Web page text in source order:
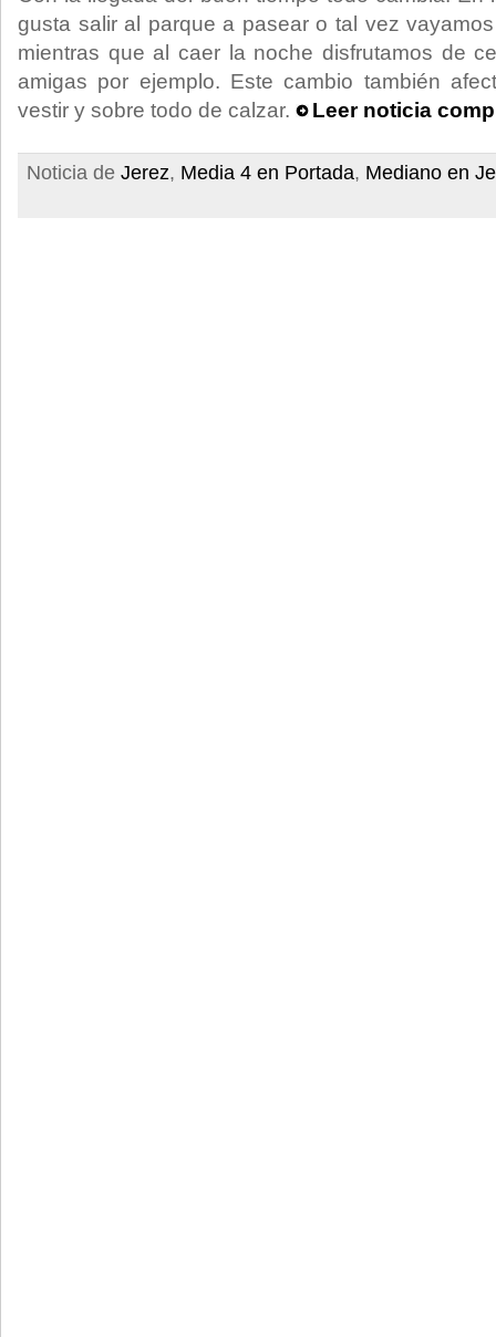
gusta salir al parque a pasear o tal vez
mientras que al caer la noche disfrutamos de
amigas por ejemplo. Este cambio también
vestir y sobre todo de calzar.
Leer noticia
Noticia de Jerez, Media 4 en Portada, Mediano en